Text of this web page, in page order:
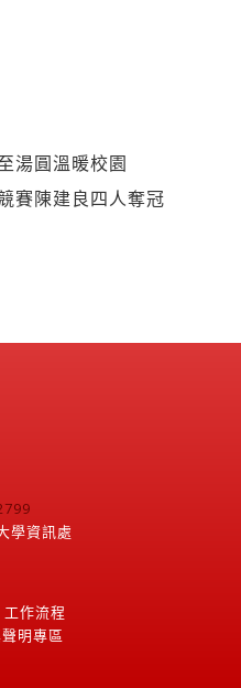
湯圓溫暖校園
賽陳建良四人奪冠
學資訊處
工作流程
明專區